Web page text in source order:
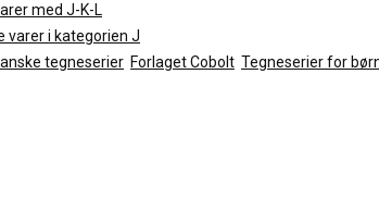
med J-K-L
varer i kategorien J
tegneserier Forlaget Cobolt Tegneserier for